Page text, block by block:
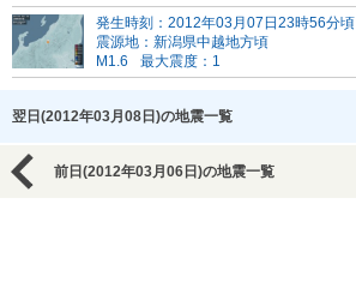
発生時刻：2012年03月07日23時56分頃
震源地：新潟県中越地方頃
M1.6
最大震度：1
翌日(2012年03月08日)の地震一覧
前日(2012年03月06日)の地震一覧